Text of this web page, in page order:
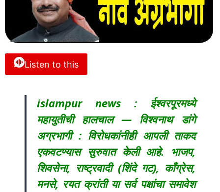
Listen to this
islampur news : ईश्वरपूरमध्ये
महायुतीची हालचाल — विश्वनाथ डांगे
अग्रभागी : विरोधकांनीही आपली ताकद
एकवटण्यास सुरुवात केली आहे. भाजप,
शिवसेना, राष्ट्रवादी (शिंदे गट), काँग्रेस,
मनसे, रयत क्रांती या सर्व पक्षांचा समावेश